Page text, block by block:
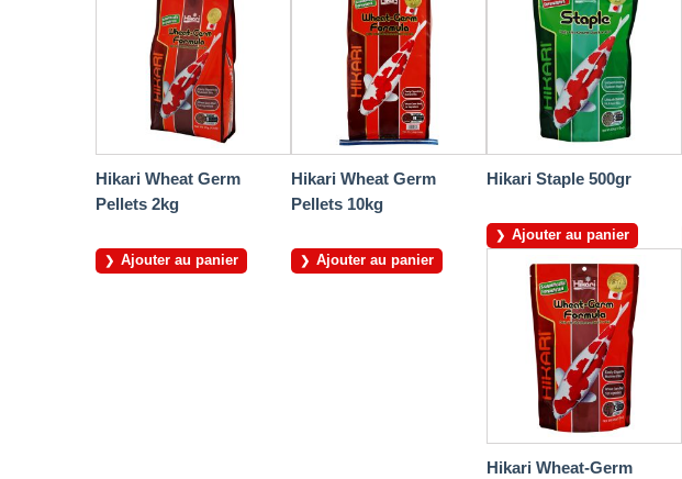
Hikari Wheat Germ
Pellets 2kg
Ajouter au panier
Hikari Wheat Germ
Pellets 10kg
Ajouter au panier
Hikari Staple 500gr
Ajouter au panier
Hikari Wheat-Germ